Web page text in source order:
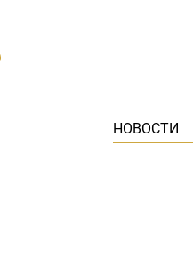
НОВОСТИ